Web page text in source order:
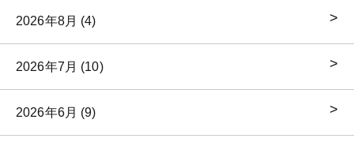
2026年8月 (4)
2026年7月 (10)
2026年6月 (9)